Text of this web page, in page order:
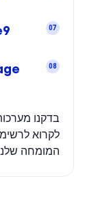
בדקנו מערכות
לקרוא לרשימה
המומחה שלנו.